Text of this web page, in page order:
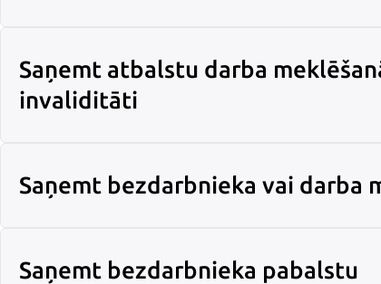
Saņemt atbalstu darba
invaliditāti
Saņemt bezdarbnieka vai darba
Saņemt bezdarbnieka pabalstu